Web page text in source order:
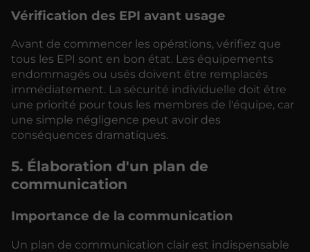
Vérification des EPI avant usage
Avant de commencer les opérations, vérifiez que
tous les EPI sont en bon état. Les équipements
endommagés ou usés doivent être remplacés
immédiatement. La sécurité individuelle doit être
une priorité pour tous les membres de l'équipe, car
une simple négligence peut avoir des
conséquences dramatiques.
5. Élaboration d'un plan de
communication
Importance de la communication
Un plan de communication clair est indispensable